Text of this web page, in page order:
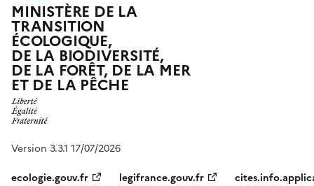
MINISTÈRE DE LA
TRANSITION
ÉCOLOGIQUE,
DE LA BIODIVERSITÉ,
DE LA FORÊT, DE LA MER
ET DE LA PÊCHE
Version 3.3.1 17/07/2026
ecologie.gouv.fr
legifrance.gouv.fr